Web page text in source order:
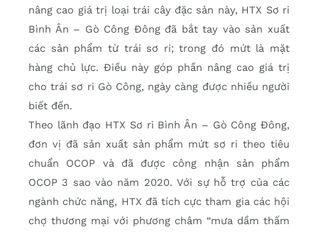
nâng cao giá trị loại trái cây đặc sản này, HTX Sơ ri
Bình Ân – Gò Công Đông đã bắt tay vào sản xuất
các sản phẩm từ trái sơ ri; trong đó mứt là mặt
hàng chủ lực. Điều này góp phần nâng cao giá trị
cho trái sơ ri Gò Công, ngày càng được nhiều người
biết đến.
Theo lãnh đạo HTX Sơ ri Bình Ân – Gò Công Đông,
đơn vị đã sản xuất sản phẩm mứt sơ ri theo tiêu
chuẩn OCOP và đã được công nhận sản phẩm
OCOP 3 sao vào năm 2020. Với sự hỗ trợ của các
ngành chức năng, HTX đã tích cực tham gia các hội
chợ thương mại với phương châm “mưa dầm thấm